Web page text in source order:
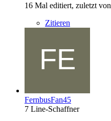
16 Mal editiert, zuletzt von
Zitieren
FernbusFan45
7 Line-Schaffner